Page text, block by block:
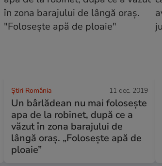
Știri România 11 dec. 2019
Un bârlădean nu mai folosește
apa de la robinet, după ce a
văzut în zona barajului de
lângă oraș. „Folosește apă de
ploaie”